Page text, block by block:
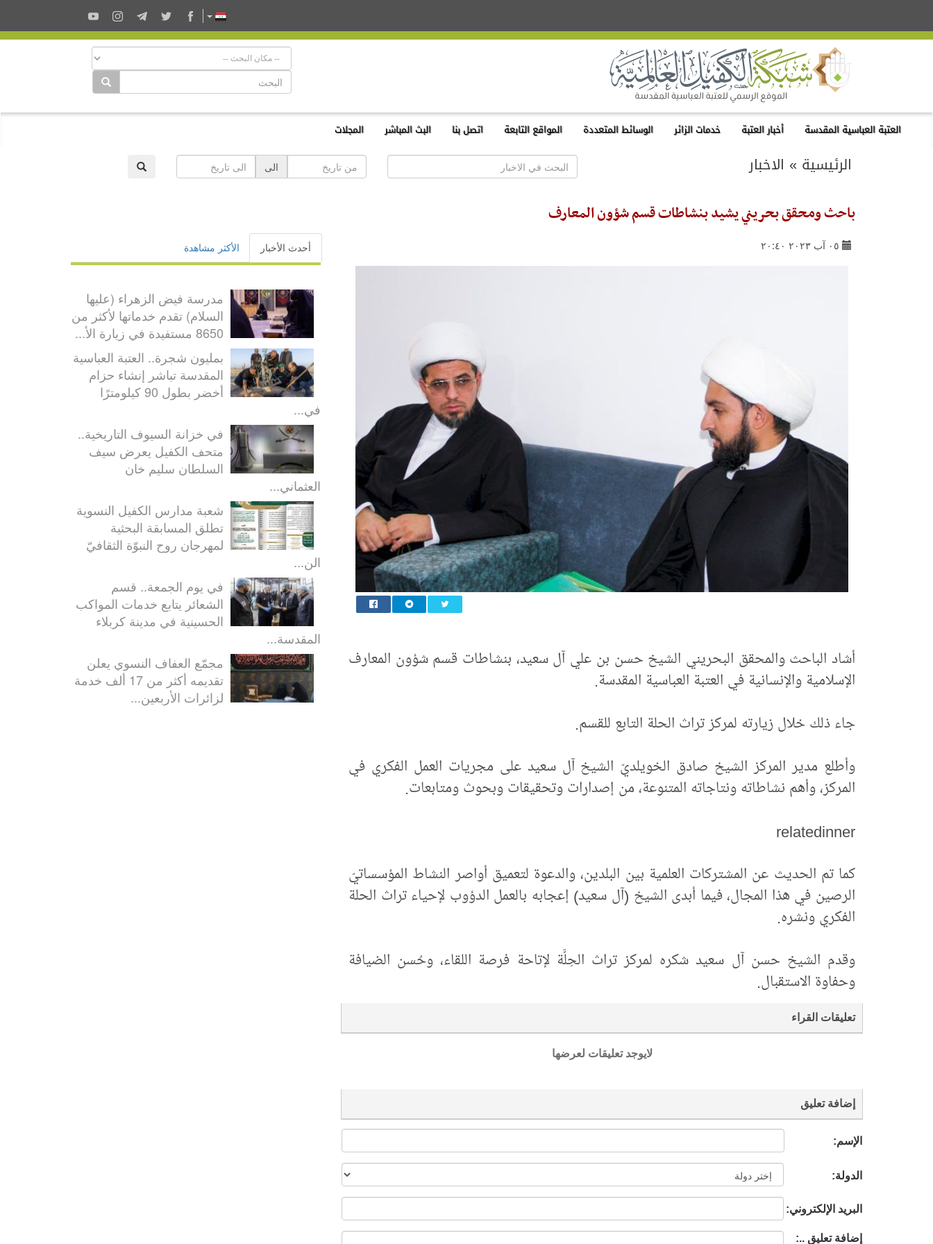
العتبة العباسية المقدسة أخبار العتبة خدمات الزائر الوسائط المتعددة المواقع التابعة اتصل بنا البث المباشر المجلات
الرئيسية » الاخبار الى
باحث ومحقق بحريني يشيد بنشاطات قسم شؤون المعارف
٠٥ آب ٢٠٢٣ ٢٠:٤٠
أشاد الباحث والمحقق البحريني الشيخ حسن بن علي آل سعيد، بنشاطات قسم شؤون المعارف
الإسلامية والإنسانية في العتبة العباسية المقدسة.
جاء ذلك خلال زيارته لمركز تراث الحلة التابع للقسم.
وأطلع مدير المركز الشيخ صادق الخويلديّ الشيخ آل سعيد على مجريات العمل الفكري في
المركز، وأهم نشاطاته ونتاجاته المتنوعة، من إصدارات وتحقيقات وبحوث ومتابعات.
relatedinner
كما تم الحديث عن المشتركات العلمية بين البلدين، والدعوة لتعميق أواصر النشاط المؤسساتيّ
الرصين في هذا المجال، فيما أبدى الشيخ (آل سعيد) إعجابه بالعمل الدؤوب لإحياء تراث الحلة
الفكري ونشره.
وقدم الشيخ حسن آل سعيد شكره لمركز تراث الحِلَّة لإتاحة فرصة اللقاء، وحُسن الضيافة
وحفاوة الاستقبال.
تعليقات القراء
لايوجد تعليقات لعرضها
إضافة تعليق
الإسم:
الدولة:
البريد الإلكتروني:
إضافة تعليق ..:
أحدث الأخبار الأكثر مشاهدة
مدرسة فيض الزهراء (عليها
السلام) تقدم خدماتها لأكثر من
8650 مستفيدة في زيارة الأ...
بمليون شجرة.. العتبة العباسية
المقدسة تباشر إنشاء حزام
أخضر بطول 90 كيلومترًا
في...
في خزانة السيوف التاريخية..
متحف الكفيل يعرض سيف
السلطان سليم خان
العثماني...
شعبة مدارس الكفيل النسوية
تطلق المسابقة البحثية
لمهرجان روح النبوّة الثقافيّ
الن...
في يوم الجمعة.. قسم
الشعائر يتابع خدمات المواكب
الحسينية في مدينة كربلاء
المقدسة...
مجمّع العفاف النسوي يعلن
تقديمه أكثر من 17 ألف خدمة
لزائرات الأربعين...